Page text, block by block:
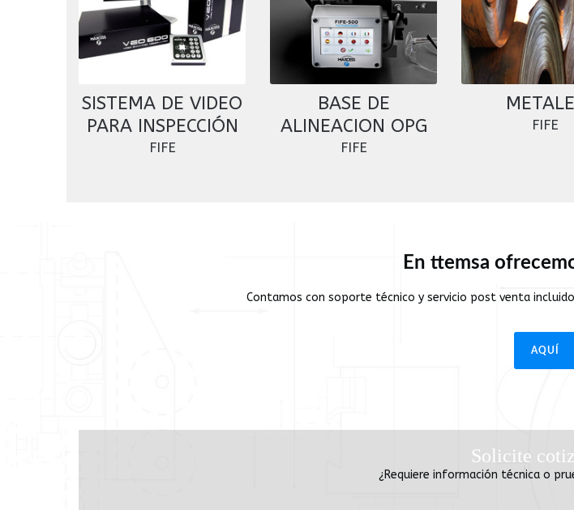
SISTEMA DE VIDEO
PARA INSPECCIÓN
FIFE
BASE DE
ALINEACION OPG
FIFE
FIFE
En ttemsa
Contamos con soporte técnico y servicio post venta
AQUÍ
Solicite
¿Requiere información técnica o